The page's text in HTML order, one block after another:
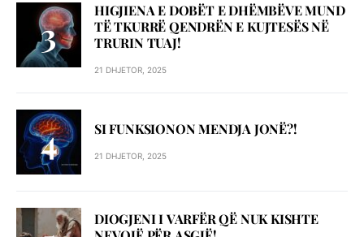
HIGJIENA E DOBËT E DHËMBËVE MUND
TË TKURRË QENDRËN E KUJTESËS NË
TRURIN TUAJ!
21 DHJETOR, 2025
SI FUNKSIONON MENDJA JONË?!
21 DHJETOR, 2025
DIOGJENI I VARFËR QË NUK KISHTE